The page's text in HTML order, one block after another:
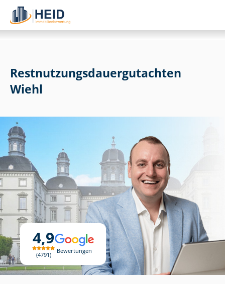
4,9
4791
Bewertungen
Rest­nut­zungs­dau­er­gut­ach­ten
Wiehl